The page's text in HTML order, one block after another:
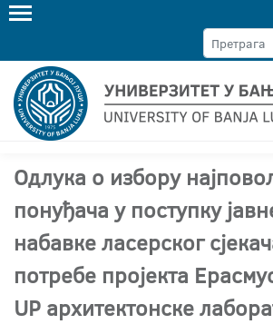
Одлука о избору
понуђача у поступку
набавке ласерског
потребе пројекта
UP архитектонске